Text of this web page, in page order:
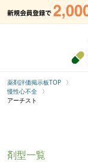
薬剤評価掲示板TOP
慢性心不全
アーチスト
剤型一覧